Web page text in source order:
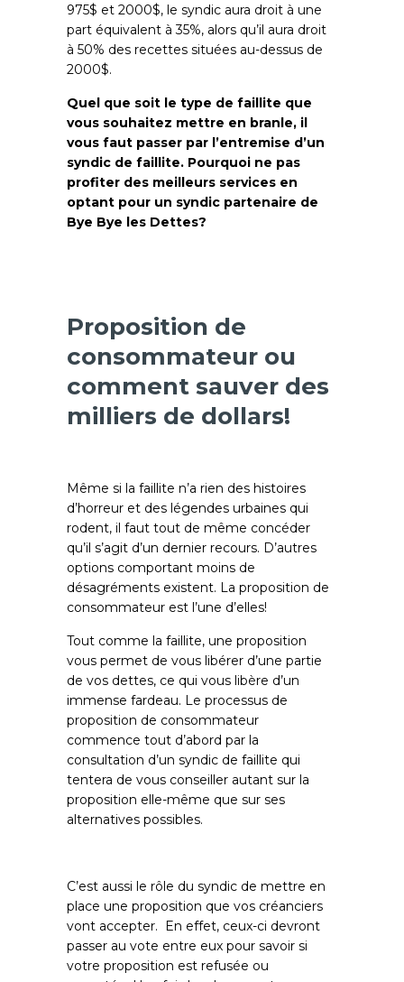
975$ et 2000$, le syndic aura droit à une
part équivalent à 35%, alors qu’il aura droit
à 50% des recettes situées au-dessus de
2000$.
Quel que soit le type de faillite que
vous souhaitez mettre en branle, il
vous faut passer par l’entremise d’un
syndic de faillite. Pourquoi ne pas
profiter des meilleurs services en
optant pour un syndic partenaire de
Bye Bye les Dettes?
Proposition de
consommateur ou
comment sauver des
milliers de dollars!
Même si la faillite n’a rien des histoires
d’horreur et des légendes urbaines qui
rodent, il faut tout de même concéder
qu’il s’agit d’un dernier recours. D’autres
options comportant moins de
désagréments existent. La proposition de
consommateur est l’une d’elles!
Tout comme la faillite, une proposition
vous permet de vous libérer d’une partie
de vos dettes, ce qui vous libère d’un
immense fardeau. Le processus de
proposition de consommateur
commence tout d’abord par la
consultation d’un syndic de faillite qui
tentera de vous conseiller autant sur la
proposition elle-même que sur ses
alternatives possibles.
C’est aussi le rôle du syndic de mettre en
place une proposition que vos créanciers
vont accepter. En effet, ceux-ci devront
passer au vote entre eux pour savoir si
votre proposition est refusée ou